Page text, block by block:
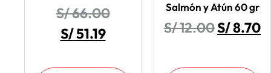
S/66.00
S/51.19
Salmón y Atún 60 gr
S/12.00S/8.70